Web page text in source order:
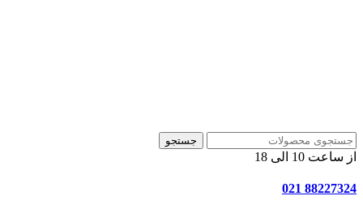
جستجو
از ساعت 10 الی 18
88227324 021